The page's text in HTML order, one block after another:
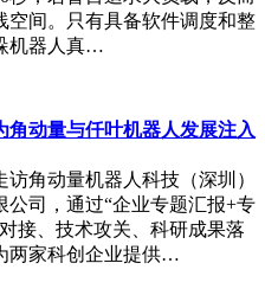
资最终获配130.86万股，占
工资管计划获配260.42万
图股权投资、天翼资本控
半导体产业投资获配65.10万
创投分别获配51.88万股，
也进入名单。
法。虽然单只产品的获配金
A类资金，但部分头部量化
总获配规模位居前列。上海
33.37万股，金额为1537.68万
空间。只有具备软件调度和整
机器人真…
角动量与仟叶机器人发展注入
角动量机器人科技（深圳）
司，通过“企业专题汇报+专
接、技术攻关、科研成果落
两家科创企业提供…